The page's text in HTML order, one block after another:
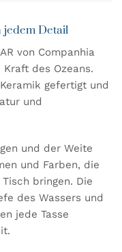
jedem Detail
von Companhia
des Ozeans.
gefertigt und
und
und der Weite
und Farben, die
bringen. Die
des Wassers und
jede Tasse